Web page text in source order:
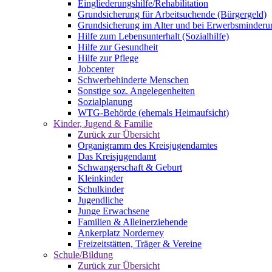
Eingliederungshilfe/Rehabilitation
Grundsicherung für Arbeitsuchende (Bürgergeld)
Grundsicherung im Alter und bei
Hilfe zum Lebensunterhalt (Sozialhilfe)
Hilfe zur Gesundheit
Hilfe zur Pflege
Jobcenter
Schwerbehinderte Menschen
Sonstige soz. Angelegenheiten
Sozialplanung
WTG-Behörde (ehemals Heimaufsicht)
Kinder, Jugend & Familie
Zurück zur Übersicht
Organigramm des Kreisjugendamtes
Das Kreisjugendamt
Schwangerschaft & Geburt
Kleinkinder
Schulkinder
Jugendliche
Junge Erwachsene
Familien & Alleinerziehende
Ankerplatz Norderney
Freizeitstätten, Träger & Vereine
Schule/Bildung
Zurück zur Übersicht